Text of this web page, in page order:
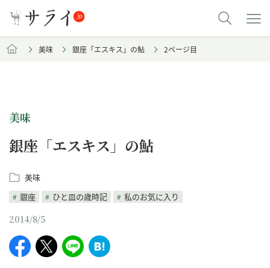
美味 銀座「エスキス」の鮎 2ページ目
美味
銀座「エスキス」の鮎
美味
銀座
ひと皿の歳時記 私のお気に入り
2014/8/5